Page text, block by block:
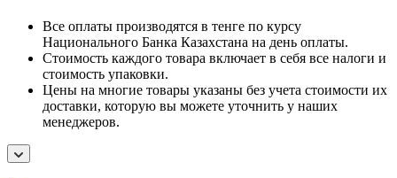
Все оплаты производятся в тенге по курсу
Национального Банка Казахстана на день оплаты.
Стоимость каждого товара включает в себя все налоги и
стоимость упаковки.
Цены на многие товары указаны без учета стоимости их
доставки, которую вы можете уточнить у наших
менеджеров.